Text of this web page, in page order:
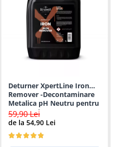
Deturner XpertLine Iron
Remover -Decontaminare
Metalica pH Neutru pentru
Vopsea si Jante - 5L
59,90 Lei
de la 54,90 Lei